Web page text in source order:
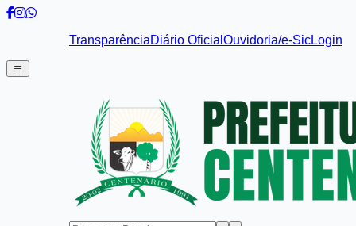
TransparênciaDiário Oficial Ouvidoria/e-SicLogin